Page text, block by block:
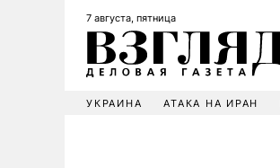
7 августа, пятница
УКРАИНА АТАКА НА ИРАН